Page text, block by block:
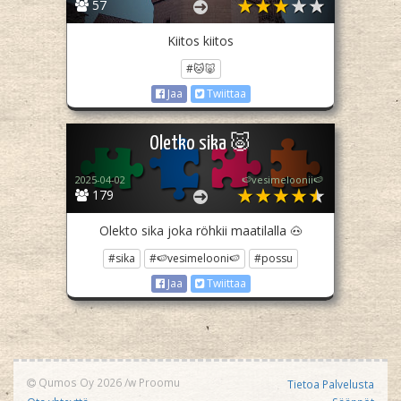
57
Kiitos kiitos
#🐱🐷
Jaa
Twiittaa
Oletko sika 🐷
179
2025-04-02 🍉vesimeloonii🍉
Olekto sika joka röhkii maatilalla 🐽
#sika #🍉vesimelooni🍉
#possu
Jaa
Twiittaa
Qumos Oy 2026/w Proomu
Tietoa Palvelusta